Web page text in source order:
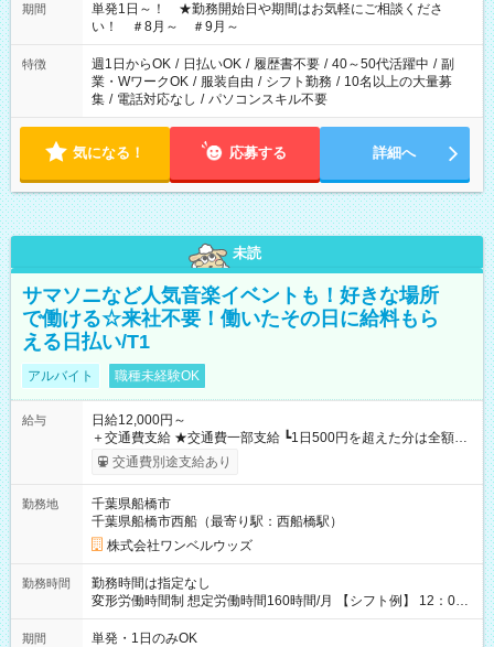
期間
単発1日～！ ★勤務開始日や期間はお気軽にご相談くださ
い！ ＃8月～ ＃9月～
特徴 週1日からOK / 日払いOK / 履歴書不要 / 40～50代活躍中 / 副
業・WワークOK / 服装自由 / シフト勤務 / 10名以上の大量募
集 / 電話対応なし / パソコンスキル不要
気になる！ 応募する 詳細へ
未読
サマソニなど人気音楽イベントも！好きな場所
で働ける☆来社不要！働いたその日に給料もら
える日払い/T1
アルバイト 職種未経験OK
給与
日給12,000円～
＋交通費支給 ★交通費一部支給 ┗1日500円を超えた分は全額支
給！ ※往復500円以内の方は自己負担となります ★日払いOK！
（規定あり） ┗働いたその日に現金GET♪ お仕事後はコンビニ
なし
交通費別途支給あり
勤務地
千葉県船橋市
千葉県船橋市西船（最寄り駅：西船橋駅）
株式会社ワンベルウッズ
勤務時間
勤務時間は指定なし
変形労働時間制 想定労働時間160時間/月 【シフト例】 12：00
～22：00
期間 単発・1日のみOK